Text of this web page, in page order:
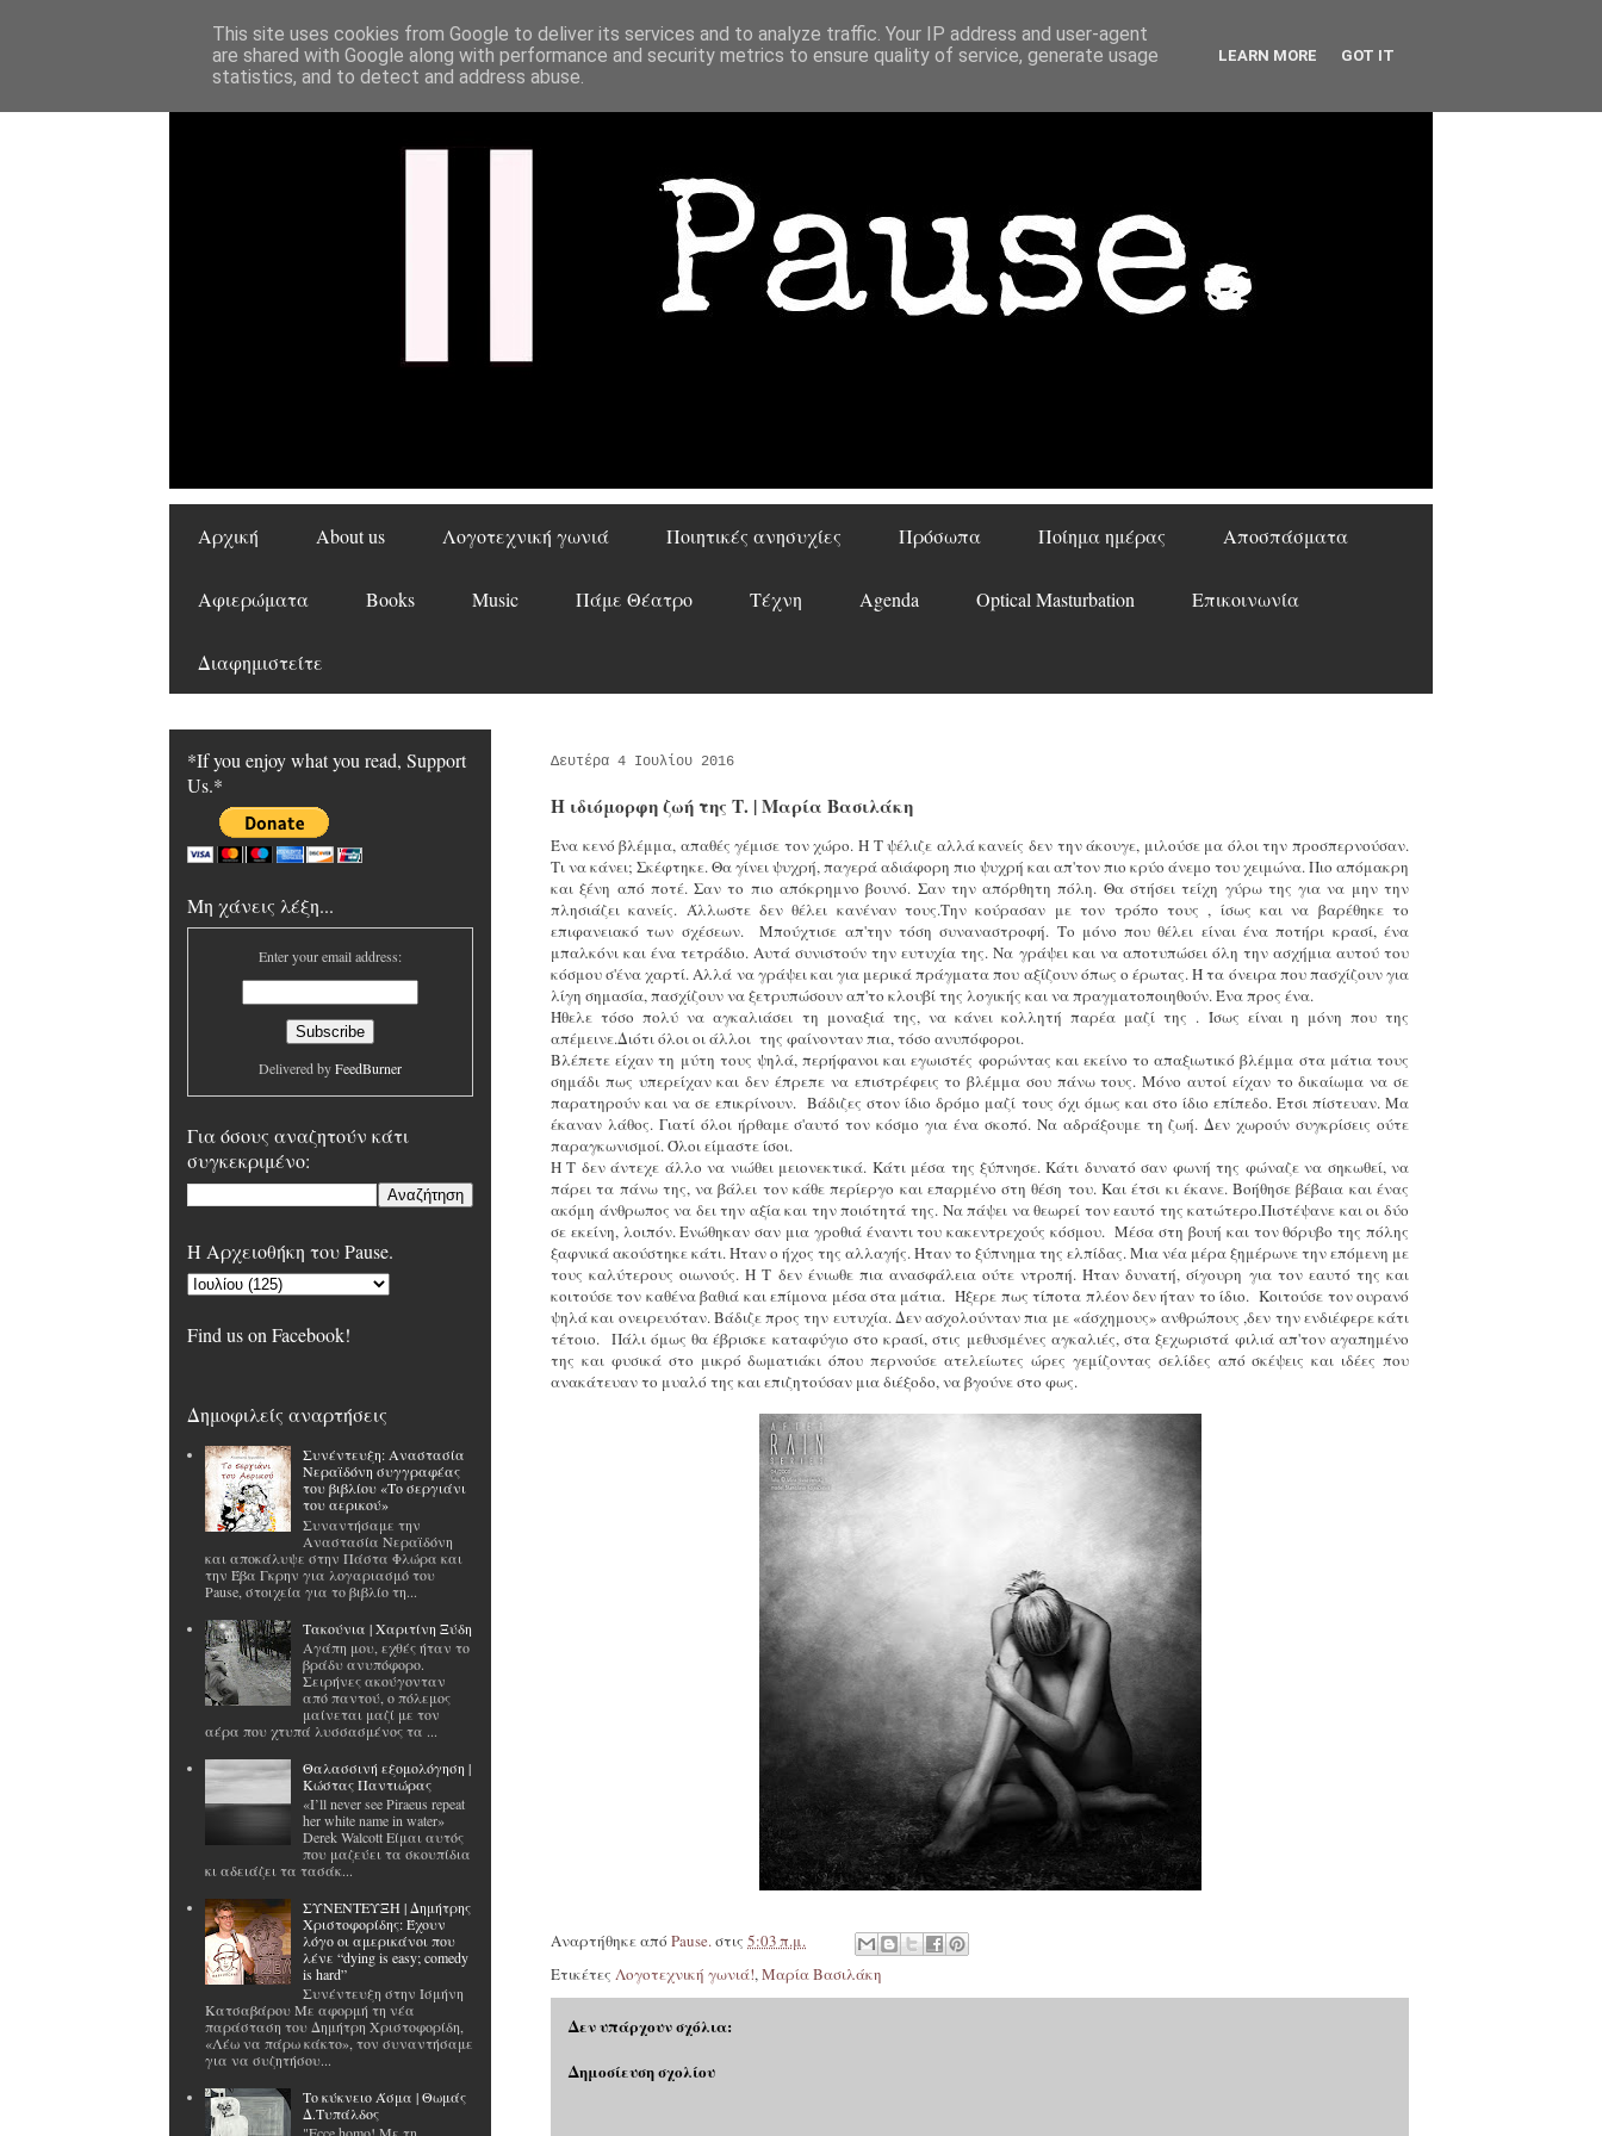
Αρχική About us Λογοτεχνική γωνιά Ποιητικές ανησυχίες Πρόσωπα Ποίημα ημέρας Αποσπάσματα
Αφιερώματα Books Music Πάμε Θέατρο Τέχνη Agenda Optical Masturbation Επικοινωνία
Διαφημιστείτε
Δευτέρα 4 Ιουλίου 2016
Η ιδιόμορφη ζωή της Τ. | Μαρία Βασιλάκη
Ένα κενό βλέμμα, απαθές γέμισε τον χώρο. Η Τ ψέλιζε αλλά κανείς δεν την άκουγε, μιλούσε μα όλοι την προσπερνούσαν.
Τι να κάνει; Σκέφτηκε. Θα γίνει ψυχρή, παγερά αδιάφορη πιο ψυχρή και απ'τον πιο κρύο άνεμο του χειμώνα. Πιο απόμακρη
και ξένη από ποτέ. Σαν το πιο απόκρημνο βουνό. Σαν την απόρθητη πόλη. Θα στήσει τείχη γύρω της για να μην την
πλησιάζει κανείς. Άλλωστε δεν θέλει κανέναν τους.Tην κούρασαν με τον τρόπο τους , ίσως και να βαρέθηκε το
επιφανειακό των σχέσεων. Μπούχτισε απ'την τόση συναναστροφή. Το μόνο που θέλει είναι ένα ποτήρι κρασί, ένα
μπαλκόνι και ένα τετράδιο. Αυτά συνιστούν την ευτυχία της. Να γράψει και να αποτυπώσει όλη την ασχήμια αυτού του
κόσμου σ'ένα χαρτί. Αλλά να γράψει και για μερικά πράγματα που αξίζουν όπως ο έρωτας. Ή τα όνειρα που πασχίζουν για
λίγη σημασία, πασχίζουν να ξετρυπώσουν απ'το κλουβί της λογικής και να πραγματοποιηθούν. Ένα προς ένα.
Ήθελε τόσο πολύ να αγκαλιάσει τη μοναξιά της, να κάνει κολλητή παρέα μαζί της . Ίσως είναι η μόνη που της
απέμεινε.Διότι όλοι οι άλλοι της φαίνονταν πια, τόσο ανυπόφοροι.
Βλέπετε είχαν τη μύτη τους ψηλά, περήφανοι και εγωιστές φορώντας και εκείνο το απαξιωτικό βλέμμα στα μάτια τους
σημάδι πως υπερείχαν και δεν έπρεπε να επιστρέφεις το βλέμμα σου πάνω τους. Μόνο αυτοί είχαν το δικαίωμα να σε
παρατηρούν και να σε επικρίνουν. Βάδιζες στον ίδιο δρόμο μαζί τους όχι όμως και στο ίδιο επίπεδο. Έτσι πίστευαν. Μα
έκαναν λάθος. Γιατί όλοι ήρθαμε σ'αυτό τον κόσμο για ένα σκοπό. Να αδράξουμε τη ζωή. Δεν χωρούν συγκρίσεις ούτε
παραγκωνισμοί. Όλοι είμαστε ίσοι.
Η Τ δεν άντεχε άλλο να νιώθει μειονεκτικά. Κάτι μέσα της ξύπνησε. Κάτι δυνατό σαν φωνή της φώναζε να σηκωθεί, να
πάρει τα πάνω της, να βάλει τον κάθε περίεργο και επαρμένο στη θέση του. Και έτσι κι έκανε. Βοήθησε βέβαια και ένας
ακόμη άνθρωπος να δει την αξία και την ποιότητά της. Να πάψει να θεωρεί τον εαυτό της κατώτερο.Πιστέψανε και οι δύο
σε εκείνη, λοιπόν. Ενώθηκαν σαν μια γροθιά έναντι του κακεντρεχούς κόσμου. Μέσα στη βουή και τον θόρυβο της πόλης
ξαφνικά ακούστηκε κάτι. Ήταν ο ήχος της αλλαγής. Ήταν το ξύπνημα της ελπίδας. Μια νέα μέρα ξημέρωνε την επόμενη με
τους καλύτερους οιωνούς. Η Τ δεν ένιωθε πια ανασφάλεια ούτε ντροπή. Ήταν δυνατή, σίγουρη για τον εαυτό της και
κοιτούσε τον καθένα βαθιά και επίμονα μέσα στα μάτια. Ήξερε πως τίποτα πλέον δεν ήταν το ίδιο. Κοιτούσε τον ουρανό
ψηλά και ονειρευόταν. Βάδιζε προς την ευτυχία. Δεν ασχολούνταν πια με «άσχημους» ανθρώπους ,δεν την ενδιέφερε κάτι
τέτοιο. Πάλι όμως θα έβρισκε καταφύγιο στο κρασί, στις μεθυσμένες αγκαλιές, στα ξεχωριστά φιλιά απ'τον αγαπημένο
της και φυσικά στο μικρό δωματιάκι όπου περνούσε ατελείωτες ώρες γεμίζοντας σελίδες από σκέψεις και ιδέες που
ανακάτευαν το μυαλό της και επιζητούσαν μια διέξοδο, να βγούνε στο φως.
Αναρτήθηκε από Pause.στις 5:03 π.μ.
Ετικέτες Λογοτεχνική γωνιά!,Μαρία Βασιλάκη
Δεν υπάρχουν σχόλια:
Δημοσίευση σχολίου
*If you enjoy what you read, Support
Us.*
Μη χάνεις λέξη...
Enter your email address:
Delivered byFeedBurner
Για όσους αναζητούν κάτι
συγκεκριμένο:
H Αρχειοθήκη του Pause.
Find us on Facebook!
Δημοφιλείς αναρτήσεις
Συνέντευξη: Αναστασία
Νεραϊδόνη συγγραφέας
του βιβλίου «Το σεργιάνι
του αερικού»
Συναντήσαμε την
Αναστασία Νεραϊδόνη
και αποκάλυψε στην Πάστα Φλώρα και
την Έβα Γκρην για λογαριασμό του
Pause, στοιχεία για το βιβλίο τη...
Tακούνια | Χαριτίνη Ξύδη
Αγάπη μου, εχθές ήταν το
βράδυ ανυπόφορο.
Σειρήνες ακούγονταν
από παντού, ο πόλεμος
μαίνεται μαζί με τον
αέρα που χτυπά λυσσασμένος τα ...
Θαλασσινή εξομολόγηση |
Κώστας Παντιώρας
«I’ll never see Piraeus repeat
her white name in water»
Derek Walcott Είμαι αυτός
που μαζεύει τα σκουπίδια
κι αδειάζει τα τασάκ...
ΣΥΝΕΝΤΕΥΞΗ | Δημήτρης
Χριστοφορίδης: Έχουν
λόγο οι αμερικάνοι που
λένε “dying is easy; comedy
is hard”
Συνέντευξη στην Ισμήνη
Κατσαβάρου Με αφορμή τη νέα
παράσταση του Δημήτρη Χριστοφορίδη,
«Λέω να πάρω κάκτο», τον συναντήσαμε
για να συζητήσου...
Το κύκνειο Άσμα | Θωμάς
Δ.Τυπάλδος
This site uses cookies from Google to deliver its services and to analyze traffic. Your IP address and user-agent
are shared with Google along with performance and security metrics to ensure quality of service, generate usage
statistics, and to detect and address abuse.
LEARN MORE GOT IT